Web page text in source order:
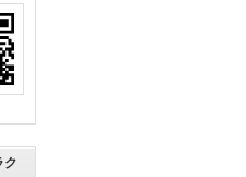
ク